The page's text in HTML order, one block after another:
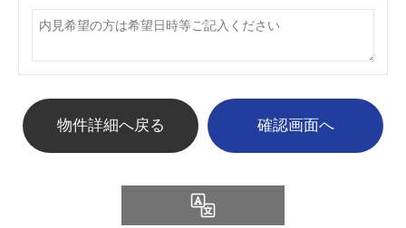
物件詳細へ戻る